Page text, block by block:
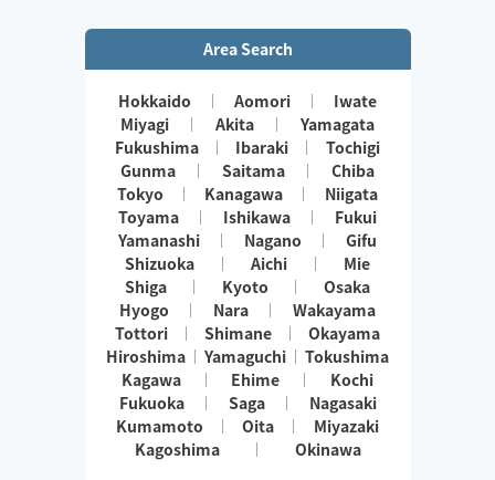
Area Search
Hokkaido Aomori
Iwate
Miyagi
Akita
Yamagata
Fukushima
Ibaraki
Tochigi
Gunma
Saitama
Chiba
Tokyo
Kanagawa
Niigata
Toyama
Ishikawa
Fukui
Yamanashi
Nagano
Gifu
Shizuoka
Aichi
Mie
Shiga
Kyoto
Osaka
Hyogo
Nara
Wakayama
Tottori
Shimane
Okayama
Hiroshima
Yamaguchi
Tokushima
Kagawa
Ehime
Kochi
Fukuoka
Saga
Nagasaki
Kumamoto
Oita
Miyazaki
Kagoshima
Okinawa